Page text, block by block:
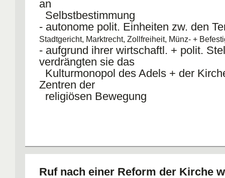
an
Selbstbestimmung
- autonome polit. Einheiten zw. den
Stadtgericht, Marktrecht, Zollfreiheit, Münz- +
- aufgrund ihrer wirtschaftl. + polit.
verdrängten sie das
Kulturmonopol des Adels + der
Zentren der
religiösen Bewegung
Ruf nach einer Reform der Kirche